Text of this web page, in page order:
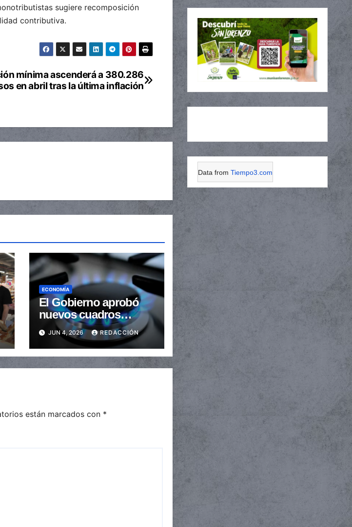
sugiere recomposición
contributiva.
mínima ascenderá a 380.286
en abril tras la última inflación
ECONOMÍA
El Gobierno aprobó
nuevos cuadros
tarifarios para la
distribución de gas en
todo el país
JUN 4, 2026 REDACCIÓN
están marcados con *
Data from Tiempo3.com